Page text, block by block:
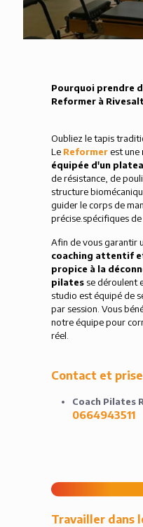
Pourquoi prendre
Reformer à
Oubliez le tapis
Le Reformerest une
équipée d'un
de résistance, de
structure
guider le corps de
précise spécifiques
Afin de vous garantir
coaching attentif
propice à la
pilates se déroulent
studio est équipé de
par session. Vous
notre équipe pour
réel.
Contact et
Coach Pilates
0664943511
Travailler dans